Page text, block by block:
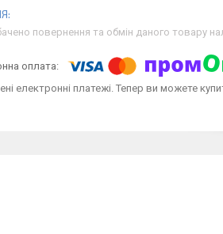
повернення та обмін даного товару
електронні платежі. Тепер ви можете